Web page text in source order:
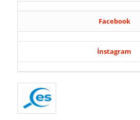
Facebook
İnstagram